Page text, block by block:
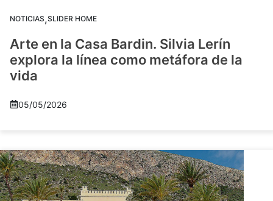
NOTICIAS,SLIDER HOME
Arte en la Casa Bardin. Silvia Lerín
explora la línea como metáfora de la
vida
05/05/2026